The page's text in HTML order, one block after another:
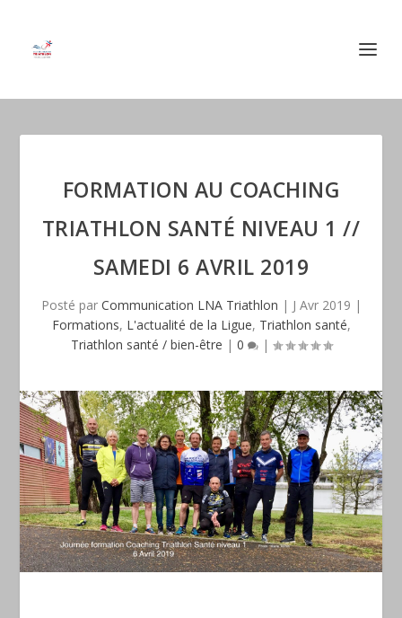
FORMATION AU COACHING
TRIATHLON SANTÉ NIVEAU 1 //
SAMEDI 6 AVRIL 2019
Posté par Communication LNA Triathlon | J Avr 2019 |
Formations, L'actualité de la Ligue, Triathlon santé,
Triathlon santé / bien-être | 0 |